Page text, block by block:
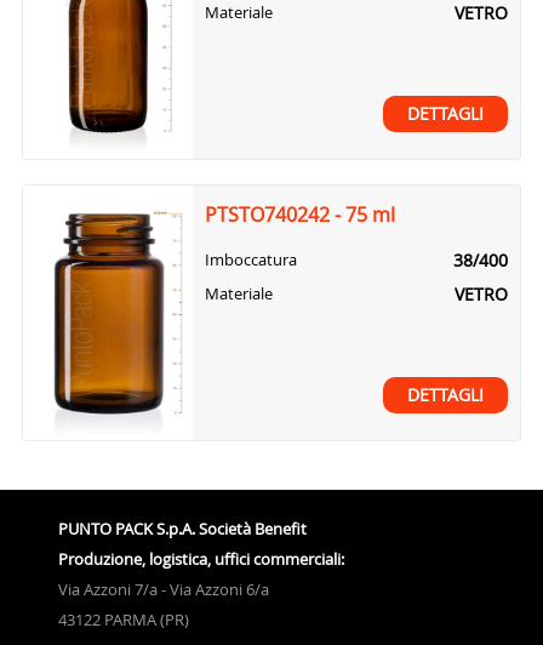
Materiale VETRO
DETTAGLI
PTSTO740242 - 75 ml
Imboccatura 38/400
Materiale VETRO
DETTAGLI
PUNTO PACK S.p.A. Società Benefit
Produzione, logistica, uffici commerciali:
Via Azzoni 7/a - Via Azzoni 6/a
43122 PARMA (PR)